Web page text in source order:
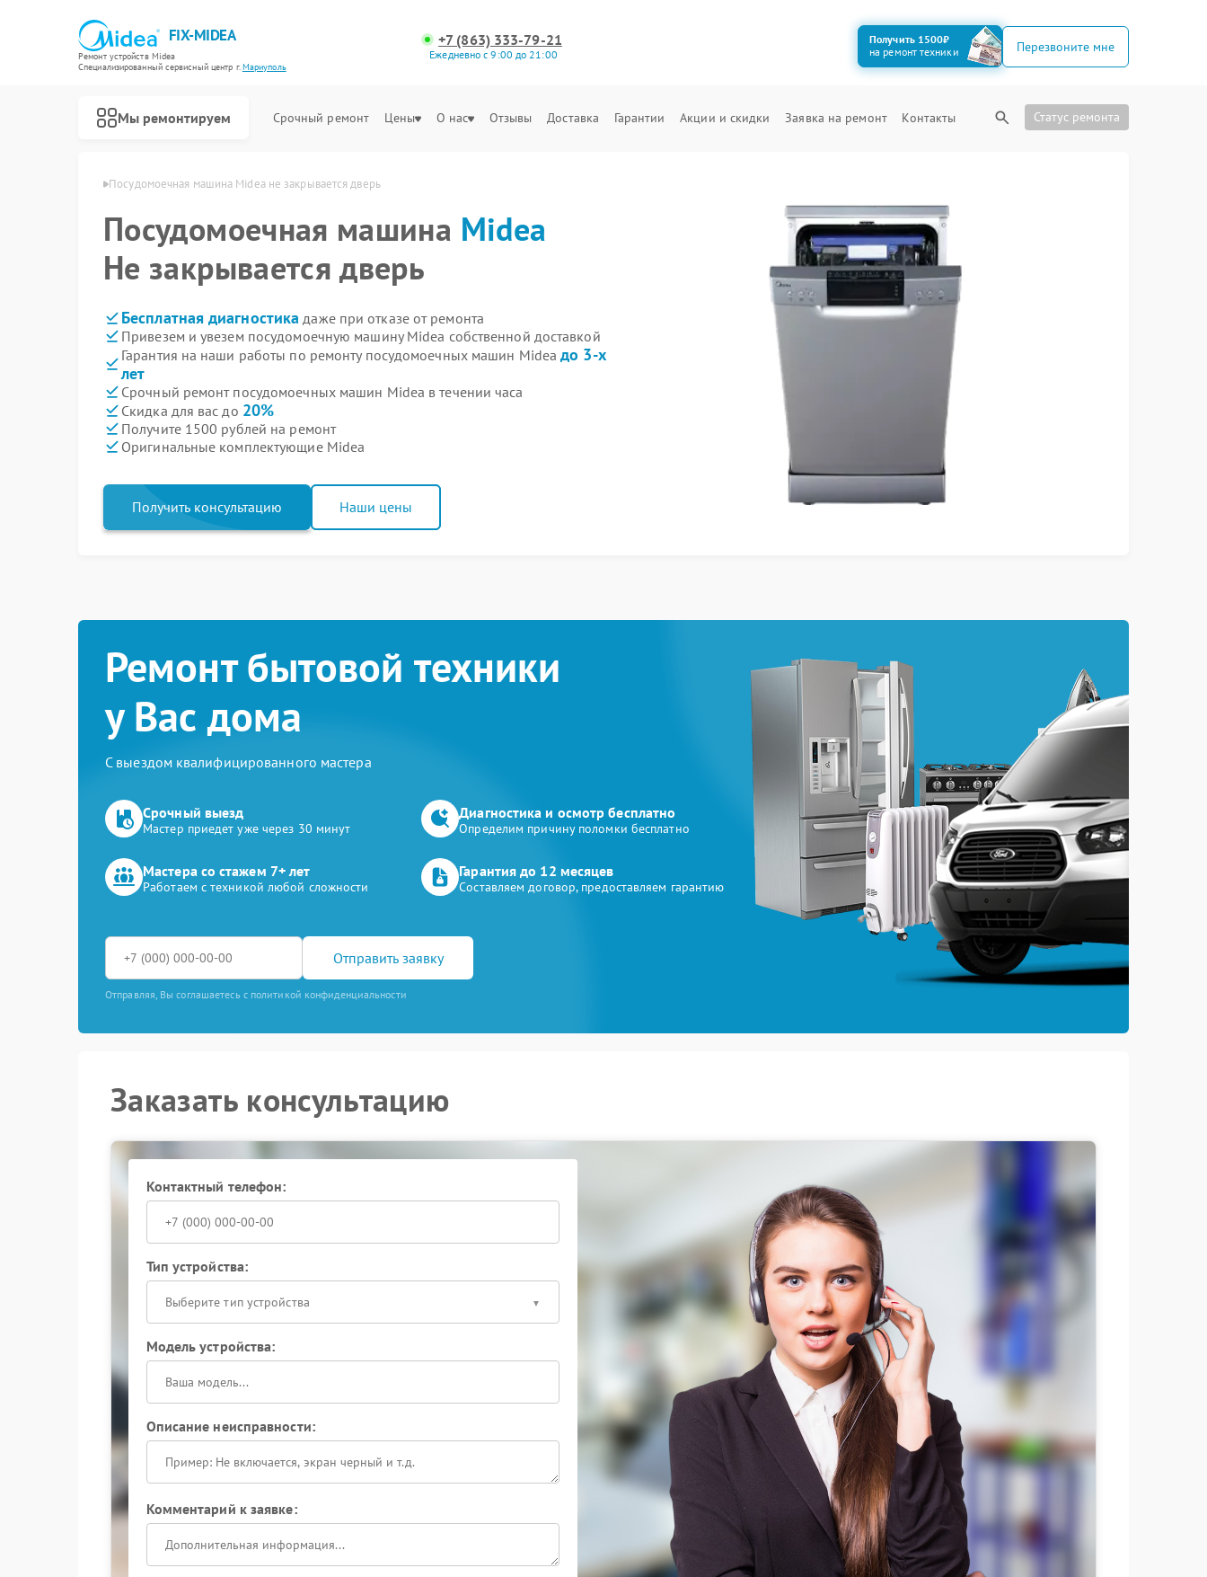
FIX-MIDEA
Ремонт устройств Midea
Специализированный cервисный центр г.Мариуполь
+7 (863) 333-79-21
Ежедневно с 9:00 до 21:00
Получить 1500₽
на ремонт техники
Перезвоните мне
Мы ремонтируем Срочный ремонт Цены О нас Отзывы Доставка Гарантии Акции и скидки Заявка на ремонт Контакты Статус ремонта
в Мариуполе Посудомоечная машина Midea не закрывается дверь
Посудомоечная машина Midea
Не закрывается дверь
Бесплатная диагностика даже при отказе от ремонта
Привезем и увезем посудомоечную машину Midea собственной доставкой
Гарантия на наши работы по ремонту посудомоечных машин Mideaдо 3-х
лет
Срочный ремонт посудомоечных машин Midea в течении часа
Скидка для вас до 20%
Получите 1500 рублей на ремонт
Оригинальные комплектующие Midea
Получить консультацию Наши цены
Ремонт бытовой техники
у Вас дома
С выездом квалифицированного мастера
Срочный выезд
Мастер приедет уже через 30 минут
Диагностика и осмотр бесплатно
Определим причину поломки бесплатно
Мастера со стажем 7+ лет
Работаем с техникой любой сложности
Гарантия до 12 месяцев
Составляем договор, предоставляем гарантию
Отправить заявку
Отправляя, Вы соглашаетесь с политикой конфиденциальности
Заказать консультацию
Контактный телефон:
Тип устройства:
Выберите тип устройства
Модель устройства:
Описание неисправности:
Комментарий к заявке: